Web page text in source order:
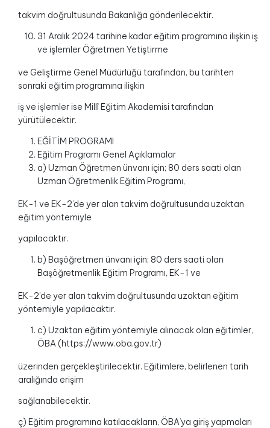
takvim doğrultusunda Bakanlığa gönderilecektir.
31 Aralık 2024 tarihine kadar eğitim programına ilişkin iş
ve işlemler Öğretmen Yetiştirme
ve Geliştirme Genel Müdürlüğü tarafından, bu tarihten
sonraki eğitim programına ilişkin
iş ve işlemler ise Millî Eğitim Akademisi tarafından
yürütülecektir.
EĞİTİM PROGRAMI
Eğitim Programı Genel Açıklamalar
a) Uzman Öğretmen ünvanı için; 80 ders saati olan
Uzman Öğretmenlik Eğitim Programı,
EK-1 ve EK-2’de yer alan takvim doğrultusunda uzaktan
eğitim yöntemiyle
yapılacaktır.
b) Başöğretmen ünvanı için; 80 ders saati olan
Başöğretmenlik Eğitim Programı, EK-1 ve
EK-2’de yer alan takvim doğrultusunda uzaktan eğitim
yöntemiyle yapılacaktır.
c) Uzaktan eğitim yöntemiyle alınacak olan eğitimler,
ÖBA (https://www.oba.gov.tr)
üzerinden gerçekleştirilecektir. Eğitimlere, belirlenen tarih
aralığında erişim
sağlanabilecektir.
ç) Eğitim programına katılacakların, ÖBA’ya giriş yapmaları